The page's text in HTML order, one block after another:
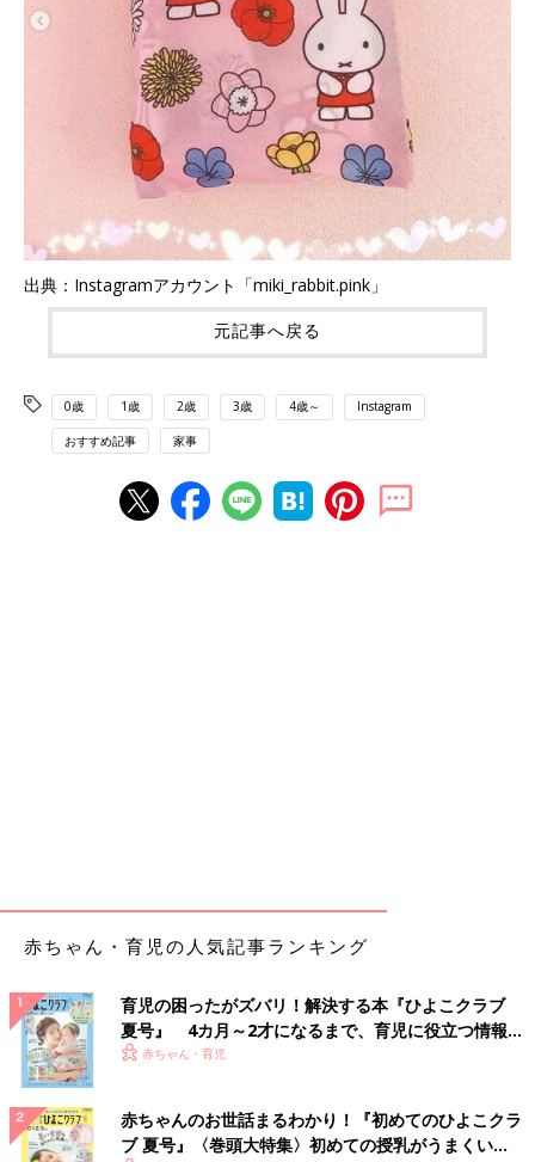
出典：Instagramアカウント「miki_rabbit.pink」
元記事へ戻る
0歳 1歳 2歳 3歳 4歳～ Instagram
おすすめ記事 家事
赤ちゃん・育児の人気記事ランキング
育児の困ったがズバリ！解決する本『ひよこクラブ
夏号』 4カ月～2才になるまで、育児に役立つ情報が
いっぱい！
赤ちゃん・育児
赤ちゃんのお世話まるわかり！『初めてのひよこクラ
ブ 夏号』〈巻頭大特集〉初めての授乳がうまくい